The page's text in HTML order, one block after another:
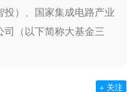
）、国家集成电路产业
（以下简称大基金三
+ 关注